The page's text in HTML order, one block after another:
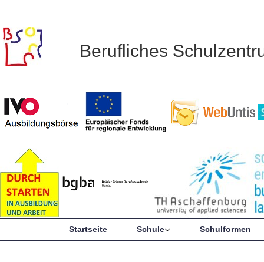
Berufliches
Startseite Schule Schulformen